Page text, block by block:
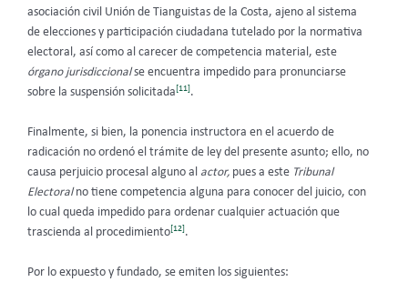
asociación civil Unión de Tianguistas de la Costa, ajeno al sistema
de elecciones y participación ciudadana tutelado por la normativa
electoral, así como al carecer de competencia material, este
órgano jurisdiccionalse encuentra impedido para pronunciarse
sobre la suspensión solicitada[11].
Finalmente, si bien, la ponencia instructora en el acuerdo de
radicación no ordenó el trámite de ley del presente asunto; ello, no
causa perjuicio procesal alguno al actor, pues a este Tribunal
Electoral no tiene competencia alguna para conocer del juicio, con
lo cual queda impedido para ordenar cualquier actuación que
trascienda al procedimiento[12].
Por lo expuesto y fundado, se emiten los siguientes: